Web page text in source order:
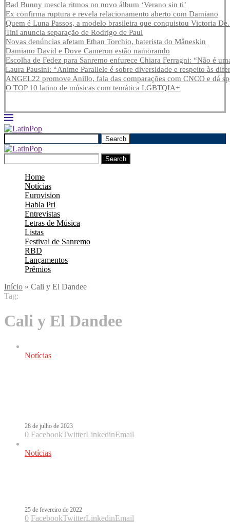
Bad Bunny mescla ritmos no novo álbum ‘Verano sin ti’
Ex confirma ruptura e revela relacionamento aberto com Damiano
Quem é Luna Passos, a modelo brasileira que conquistou Victoria
Tini anuncia separação de Rodrigo de Paul
Novas denúncias afetam Ethan Torchio, baterista do Måneskin
Damiano David e Dove Cameron estão namorando
Escolha de Fedez para Sanremo enfurece Chiara Ferragni: “Não é
Laura Pausini: “Anime Parallele é sobre diversidade e respeito às
ANGEL22 promove Anillo, fala das comparações com CNCO e dá
O TOP 10 latino de músicas com temática LGBTQIA+
Search
Search
Home
Notícias
Eurovision
Habla Pri
Entrevistas
Letras de Música
Listas
Festival de Sanremo
RBD
Lançamentos
Prêmios
Início » Cali y El Dandee
Tag:
Cali y El Dandee
Notícias
28 de julho de 2023
0 FacebookTwitterLinkedinEmail
Notícias
25 de fevereiro de 2022
0 FacebookTwitterLinkedinEmail